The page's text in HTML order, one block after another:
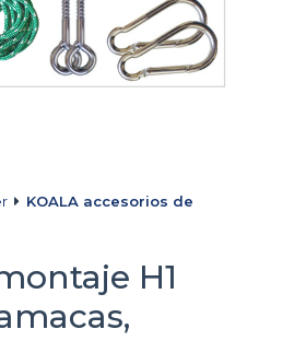
KOALA accesorios de
H1